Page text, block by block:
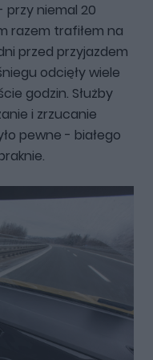
niemal 20
razem trafiłem na
przed przyjazdem
odcięły wiele
godzin. Służby
i zrzucanie
pewne - białego